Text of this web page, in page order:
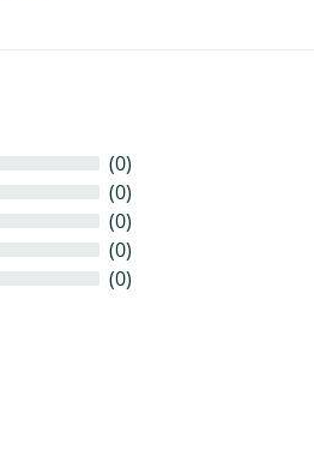
(0)
(0)
(0)
(0)
(0)